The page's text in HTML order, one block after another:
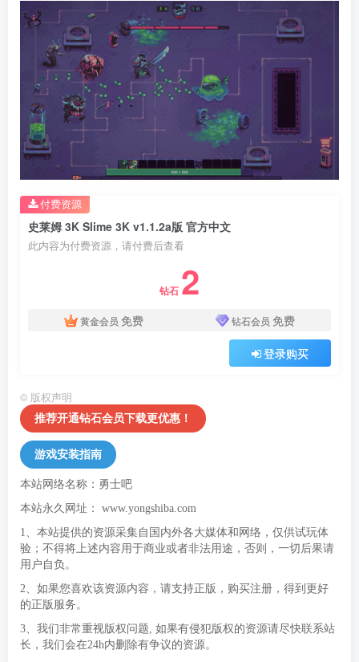
史莱姆 3K Slime 3K v1.1.2a版 官方中文
此内容为付费资源，请付费后查看
钻石 2
黄金会员 免费 钻石会员 免费
登录购买
付费资源
© 版权声明
推荐开通钻石会员下载更优惠！
游戏安装指南
本站网络名称：勇士吧
本站永久网址： www.yongshiba.com
1、本站提供的资源采集自国内外各大媒体和网络，仅供试玩体
验；不得将上述内容用于商业或者非法用途，否则，一切后果请
用户自负。
2、如果您喜欢该资源内容，请支持正版，购买注册，得到更好
的正版服务。
3、我们非常重视版权问题, 如果有侵犯版权的资源请尽快联系站
长，我们会在24h内删除有争议的资源。